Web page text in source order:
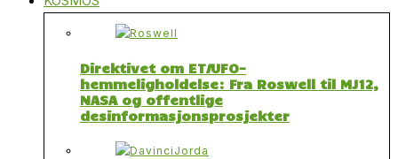
Direktivet om ET/UFO-
hemmeligholdelse: Fra Roswell til MJ12,
NASA og offentlige
desinformasjonsprosjekter